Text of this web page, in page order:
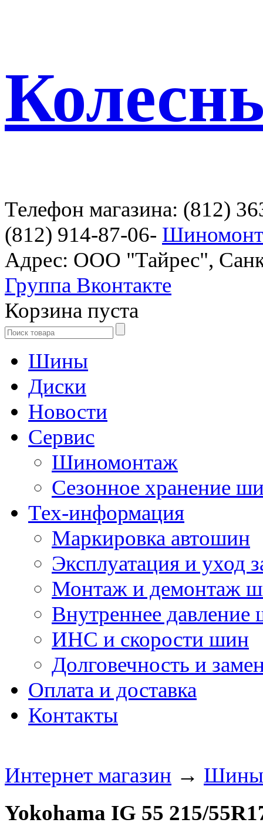
Телефон магазина: (812)
(812) 914-87-06-
Адрес: ООО "Тайрес",
Группа Вконтакте
Корзина пуста
Шины
Диски
Новости
Сервис
Шиномонтаж
Сезонное хранение
Тех-информация
Маркировка автошин
Эксплуатация и уход
Монтаж и демонтаж
Внутреннее давление
ИНС и скорости шин
Долговечность и
Оплата и доставка
Контакты
Интернет магазин → Шины
Yokohama IG 55 215/